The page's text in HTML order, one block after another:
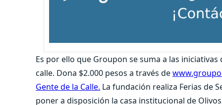
Es por ello que Groupon se suma a las
calle. Dona $2.000 pesos a través de
Gente de la Calle. La fundación realiza Ferias de
poner a disposición la casa institucional de